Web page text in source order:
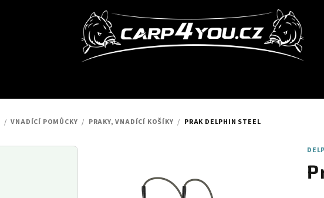
/ VNADÍCÍ POMŮCKY / PRAKY, VNADÍCÍ KOŠÍKY / PRAK DELPHIN STEEL